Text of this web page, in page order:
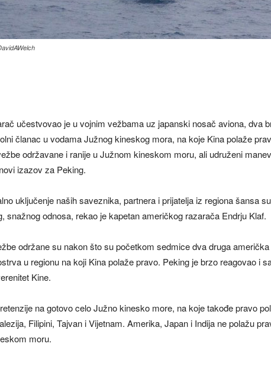
učestvovao je u vojnim vežbama uz japanski nosač aviona, dva
članac u vodama Južnog kineskog mora, na koje Kina polaže
održavane i ranije u Južnom kineskom moru, ali udruženi
izazov za Peking.
uključenje naših saveznika, partnera i prijatelja iz regiona šansa
snažnog odnosa, rekao je kapetan američkog razarača Endrju Klaf.
održane su nakon što su početkom sedmice dva druga
u regionu na koji Kina polaže pravo. Peking je brzo reagovao i
Kine.
na gotovo celo Južno kinesko more, na koje takođe pravo
Filipini, Tajvan i Vijetnam. Amerika, Japan i Indija ne polažu
moru.